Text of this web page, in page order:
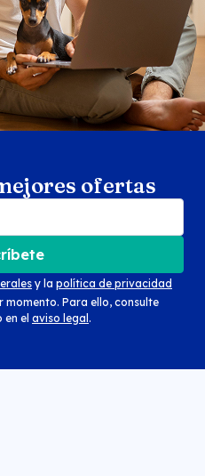
ofertas
y la política de privacidad
momento. Para ello, consulte
el aviso legal .
Search products